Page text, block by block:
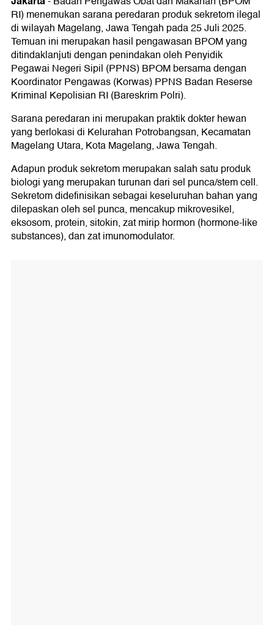
RI) menemukan sarana peredaran produk sekretom ilegal
di wilayah Magelang, Jawa Tengah pada 25 Juli 2025.
Temuan ini merupakan hasil pengawasan BPOM yang
ditindaklanjuti dengan penindakan oleh Penyidik
Pegawai Negeri Sipil (PPNS) BPOM bersama dengan
Koordinator Pengawas (Korwas) PPNS Badan Reserse
Kriminal Kepolisian RI (Bareskrim Polri).
Sarana peredaran ini merupakan praktik dokter hewan
yang berlokasi di Kelurahan Potrobangsan, Kecamatan
Magelang Utara, Kota Magelang, Jawa Tengah.
Adapun produk sekretom merupakan salah satu produk
biologi yang merupakan turunan dari sel punca/stem cell.
Sekretom didefinisikan sebagai keseluruhan bahan yang
dilepaskan oleh sel punca, mencakup mikrovesikel,
eksosom, protein, sitokin, zat mirip hormon (hormone-like
substances), dan zat imunomodulator.